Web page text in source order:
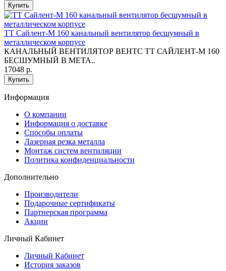
Купить
ТТ Сайлент-М 160 канальный вентилятор бесшумный в
металлическом корпусе
КАНАЛЬНЫЙ ВЕНТИЛЯТОР ВЕНТС ТТ САЙЛЕНТ-М 160
БЕСШУМНЫЙ В МЕТА..
17048 р.
Купить
Информация
O компании
Информация о доставке
Способы оплаты
Лазерная резка металла
Монтаж систем вентиляции
Политика конфиденциальности
Дополнительно
Производители
Подарочные сертификаты
Партнерская программа
Акции
Личный Кабинет
Личный Кабинет
История заказов